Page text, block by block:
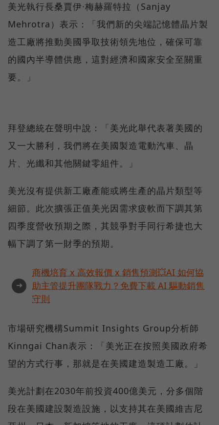
美光執行長桑賈伊·梅赫羅特拉（Sanjay
Mehrotra）表示：「我們新的尖端記憶體晶片製
造工廠將推動美國爭取技術領先地位，確保可靠
的國內半導體供應，這對經濟和國家安全至關重
要。」
拜登總統在聲明中說：「美光此舉代表著美國的
又一大勝利，我們將在美國製造電動汽車、晶
片、光纖和其他關鍵零組件。」
美光沒有提供新工廠產能或將生產的晶片類型等
細節。此次擴張正值美光因需求疲軟而下調其第
四季度營收預期之際，其競爭對手同行希捷也大
幅下調了第一財季的預期。
➜
商機培育 x 高效報價 x 銷售預測💥AI 如何協
助主管提升團隊戰力？免費下載 AI 驅動銷售
守則
市場研究機構Summit Insights Group分析師
Kinngai Chan表示：「美光正在按照美國政府希
望的方式行事，那就是在美國建造製造工廠。」
美光計劃在2030年前投資400億美元，分多個階
段在美國建設製造設施，以支持其在美國維吉尼